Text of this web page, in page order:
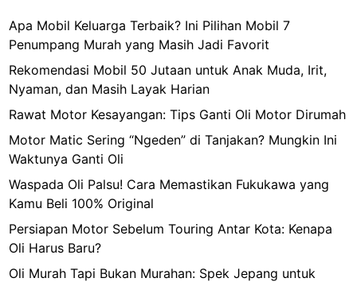
Apa Mobil Keluarga Terbaik? Ini Pilihan Mobil 7
Penumpang Murah yang Masih Jadi Favorit
Rekomendasi Mobil 50 Jutaan untuk Anak Muda, Irit,
Nyaman, dan Masih Layak Harian
Rawat Motor Kesayangan: Tips Ganti Oli Motor Dirumah
Motor Matic Sering “Ngeden” di Tanjakan? Mungkin Ini
Waktunya Ganti Oli
Waspada Oli Palsu! Cara Memastikan Fukukawa yang
Kamu Beli 100% Original
Persiapan Motor Sebelum Touring Antar Kota: Kenapa
Oli Harus Baru?
Oli Murah Tapi Bukan Murahan: Spek Jepang untuk